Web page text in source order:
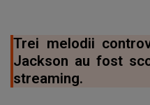
Trei melodii
Jackson au fost
streaming.